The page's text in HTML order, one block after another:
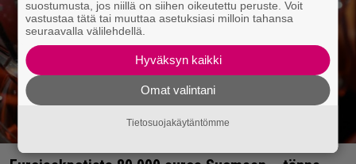
suostumusta, jos niillä on siihen oikeutettu peruste. Voit
vastustaa tätä tai muuttaa asetuksiasi milloin tahansa
seuraavalla välilehdellä.
Hyväksyn kaikki
Omat valintani
Tietosuojakäytäntömme